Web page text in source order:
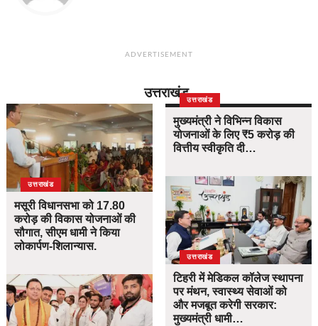
ADVERTISEMENT
उत्तराखंड
उत्तराखंड
मसूरी विधानसभा को 17.80
करोड़ की विकास योजनाओं की
सौगात, सीएम धामी ने किया
लोकार्पण-शिलान्यास.
उत्तराखंड
मुख्यमंत्री ने विभिन्न विकास
योजनाओं के लिए ₹5 करोड़ की
वित्तीय स्वीकृति दी…
उत्तराखंड
टिहरी में मेडिकल कॉलेज स्थापना
पर मंथन, स्वास्थ्य सेवाओं को
और मजबूत करेगी सरकार:
मुख्यमंत्री धामी…